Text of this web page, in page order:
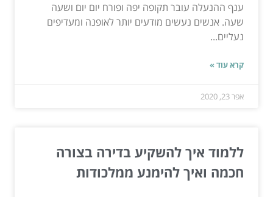
ענף ההנעלה עובר תקופה יפה ופורח יום יום ושעה
שעה. אנשים נעשים מודעים יותר לאופנה ומעדיפים
נעליים...
קרא עוד »
אפר 23, 2020
ללמוד איך להשקיע בדירה בצורה
חכמה ואיך להימנע ממלכודות